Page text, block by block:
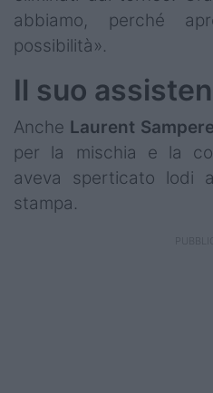
abbiamo, perché
possibilità».
Il suo
Anche Laurent Sampere
per la mischia e la
aveva sperticato lodi
stampa.